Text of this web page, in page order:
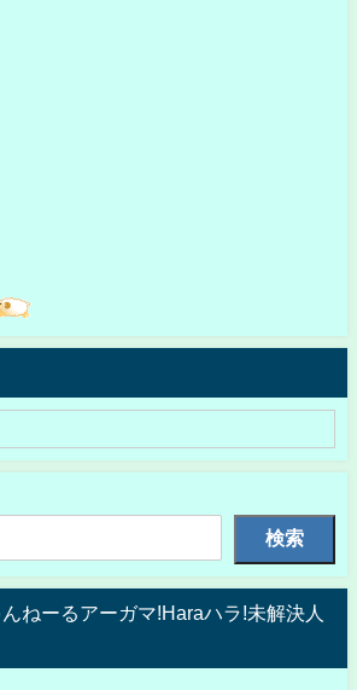
検索
ねーるアーガマ!Haraハラ!未解決人